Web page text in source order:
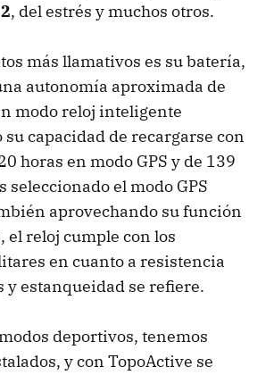
, del estrés y muchos otros.
más llamativos es su batería,
autonomía aproximada de
modo reloj inteligente
capacidad de recargarse con
horas en modo GPS y de 139
seleccionado el modo GPS
aprovechando su función
el reloj cumple con los
en cuanto a resistencia
y estanqueidad se refiere.
deportivos, tenemos
y con TopoActive se